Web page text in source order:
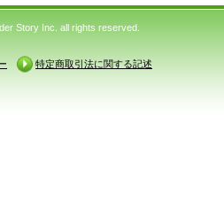
Story Inc. all rights reserved.
特定商取引法に関する記述